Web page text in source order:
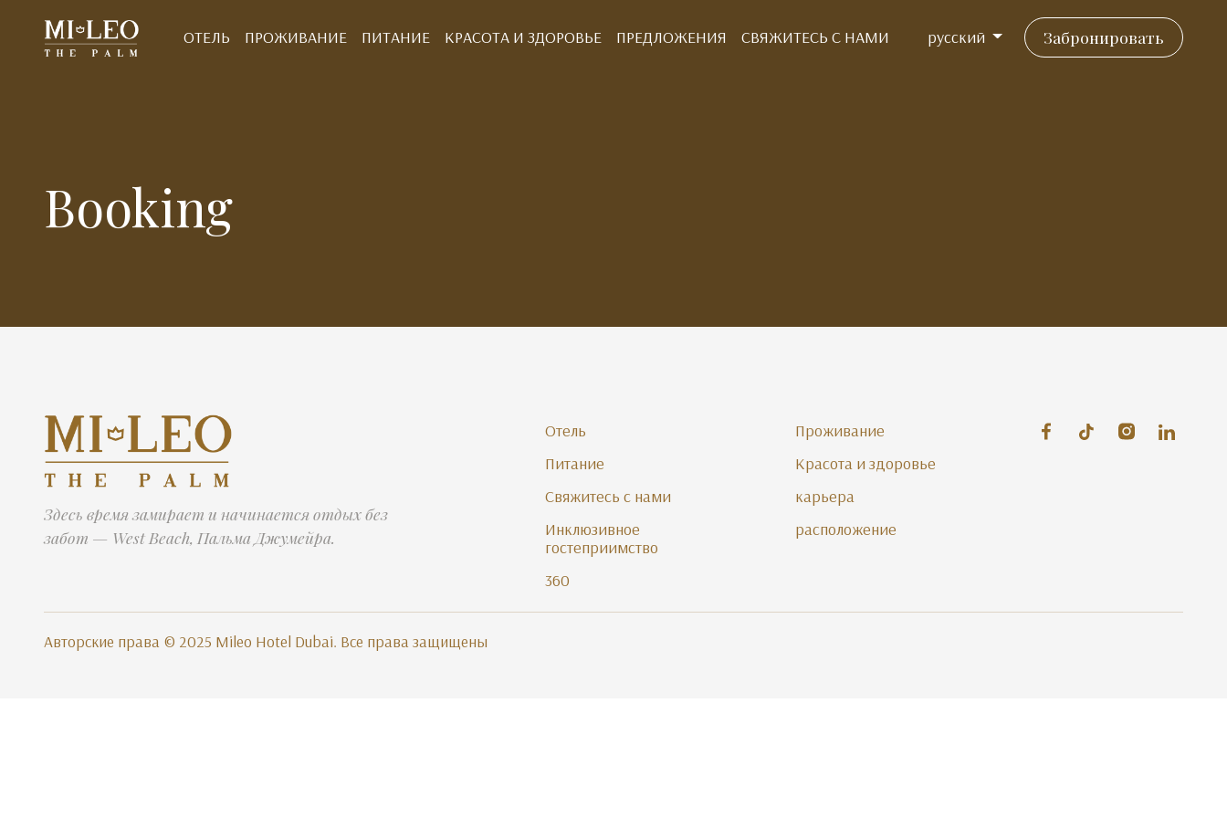
ОТЕЛЬ ПРОЖИВАНИЕ ПИТАНИЕ КРАСОТА И ЗДОРОВЬЕ ПРЕДЛОЖЕНИЯ СВЯЖИТЕСЬ С НАМИ русский Забронировать
Booking
Здесь время замирает и начинается отдых без
забот — West Beach, Пальма Джумейра.
Отель
Проживание
Питание
Красота и здоровье
Свяжитесь с нами
карьера
Инклюзивное
гостеприимство
расположение
360
Авторские права © 2025 Mileo Hotel Dubai. Все права защищены